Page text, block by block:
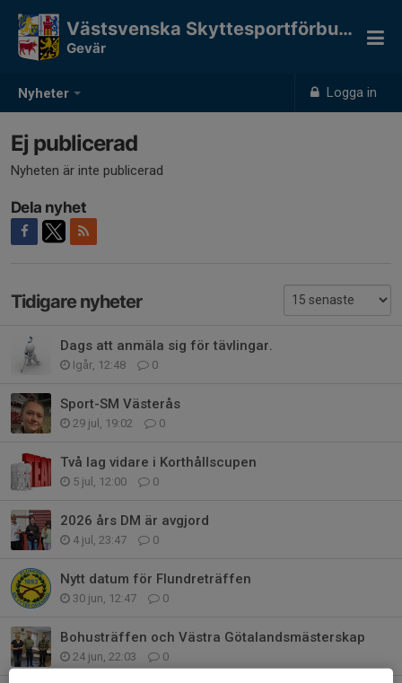
Nyheter Logga in
Västsvenska Skyttesportförbundet
Gevär
Ej publicerad
Nyheten är inte publicerad
Dela nyhet
Tidigare nyheter
Dags att anmäla sig för tävlingar.
Igår, 12:48 0
Sport-SM Västerås
29 jul, 19:02 0
Två lag vidare i Korthållscupen
5 jul, 12:00 0
2026 års DM är avgjord
4 jul, 23:47 0
Nytt datum för Flundreträffen
30 jun, 12:47 0
Bohusträffen och Västra Götalandsmästerskap
24 jun, 22:03 0